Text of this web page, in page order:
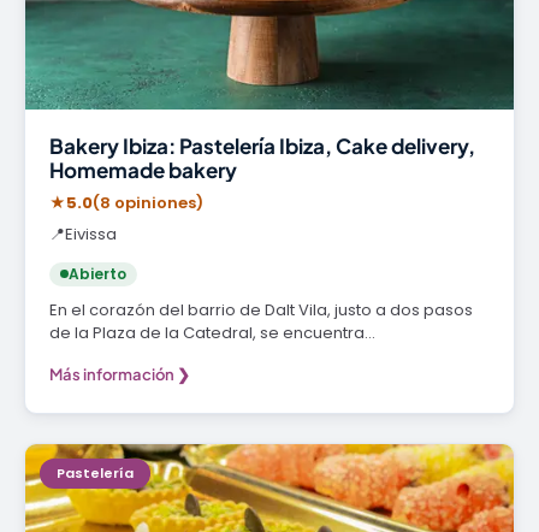
Bakery Ibiza: Pastelería Ibiza, Cake delivery,
Homemade bakery
★5.0(8 opiniones)
📍Eivissa
Abierto
En el corazón del barrio de Dalt Vila, justo a dos pasos
de la Plaza de la Catedral, se encuentra…
Más información ❯
Pastelería